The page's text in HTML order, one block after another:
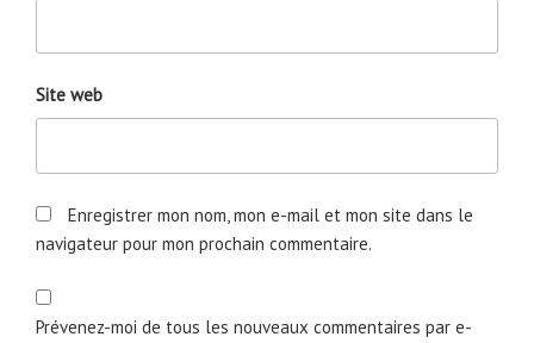
Site web
Enregistrer mon nom, mon e-mail et mon site dans le
navigateur pour mon prochain commentaire.
Prévenez-moi de tous les nouveaux commentaires par e-